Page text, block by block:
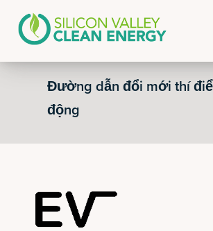
Đường dẫn đổi mới thí
động